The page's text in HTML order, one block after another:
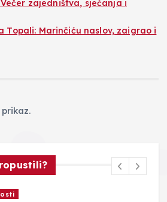
Večer zajedništva, sjećanja i
Topali: Marinčiću naslov, zaigrao i